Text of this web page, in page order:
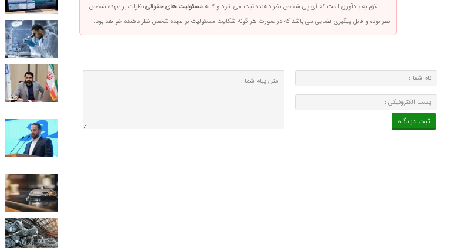
لازم به یادآوری است که آی پی شخص نظر دهنده ثبت می شود و کلیه مسئولیت های حقوقینظرات بر عهده شخص
نظر بوده و قابل پیگیری قضایی می باشد که در صورت هر گونه شکایت مسئولیت بر عهده شخص نظر دهنده خواهد بود.